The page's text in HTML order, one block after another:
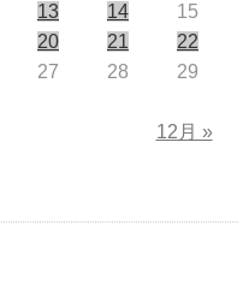
13 14
15
20 21
22
27 28
29
12月 »